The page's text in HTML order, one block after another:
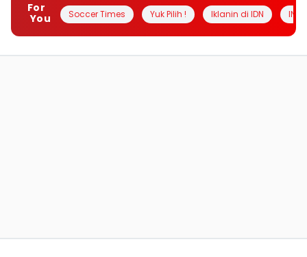
For
You
Soccer Times Yuk Pilih ! Iklanin di IDN